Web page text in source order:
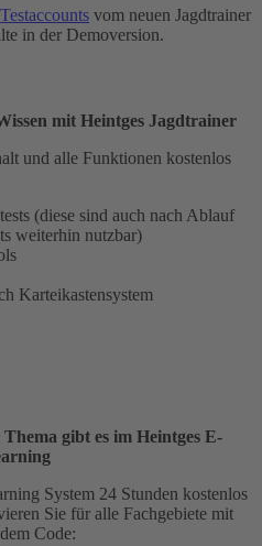
Testaccounts vom neuen Jagdtrainer
in der Demoversion.
mit Heintges Jagdtrainer
und alle Funktionen kostenlos
(diese sind auch nach Ablauf
weiterhin nutzbar)
Karteikastensystem
gibt es im Heintges E-
System 24 Stunden kostenlos
Sie für alle Fachgebiete mit
Code: